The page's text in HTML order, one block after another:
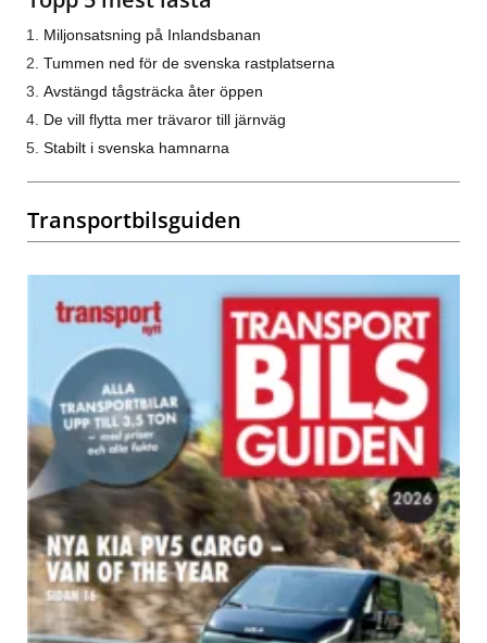
Miljonsatsning på Inlandsbanan
Tummen ned för de svenska rastplatserna
Avstängd tågsträcka åter öppen
De vill flytta mer trävaror till järnväg
Stabilt i svenska hamnarna
Transportbilsguiden